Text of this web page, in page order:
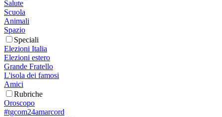
Salute
Scuola
Animali
Spazio
Speciali
Elezioni Italia
Elezioni estero
Grande Fratello
L'isola dei famosi
Amici
Rubriche
Oroscopo
#tgcom24amarcord